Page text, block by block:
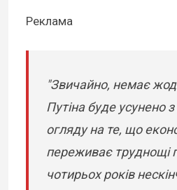
Реклама
"Звичайно, немає
Путіна буде усунено
огляду на те, що
переживає труднощі
чотирьох років